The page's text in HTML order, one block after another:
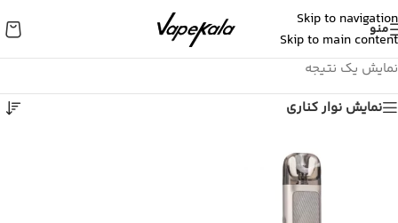
Skip to navigation
Skip to main content
منو
نمایش یک نتیجه
نمایش نوار کناری